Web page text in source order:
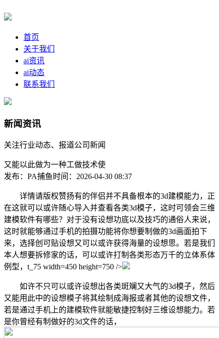
首页
关于我们
ai资讯
ai动态
联系我们
新闻资讯
关注行业动态、报道公司新闻
又能以此做为一种工做技术使
发布：PA捕鱼时间：2026-04-30 08:37
详情请版权赞扬有的伴侣并不具备根本的3d建模能力，正
在这就可以或许随心导入并查看各类3d模子，这时可领会三维
建模软件有哪些？对于没有设想功底以及技巧的通俗人来说，
这时就能够通过手机的拍摄功能将你想要制做的3d画面拍下
来，选择创可贴设想又可以或许获得海量的设想思。若是我们
本人想要拆修家的话，可以或许打制各类形态万千的立体系体
例型，t_75 width=450 height=750 />
如许不只可以或许设想出各类斑斓又大气的3d模子，然后
又能用此中的设想模子将其绘制成海报或者其他的设想文件，
若是通过手机上的建模软件就能敏捷控制好三维设想能力。若
是你曾经有制做好的3d文件的话，